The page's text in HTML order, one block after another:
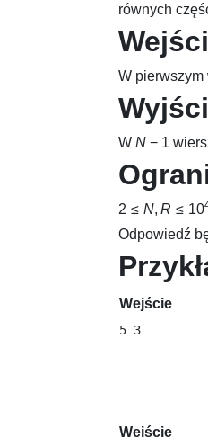
równych
W
W N − 1
2 ≤ N, R ≤ 10
Odpowiedź
Wejście
Wejście